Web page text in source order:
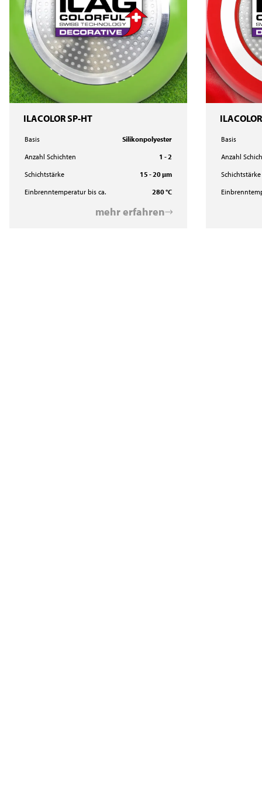
ILACOLOR SP-HT
Basis
Silikonpolyester
Anzahl Schichten
1 - 2
Schichtstärke
15 - 20 µm
Einbrenntemperatur bis ca.
280 °C
mehr erfahren
Basis
Anzahl
Schichtstärke